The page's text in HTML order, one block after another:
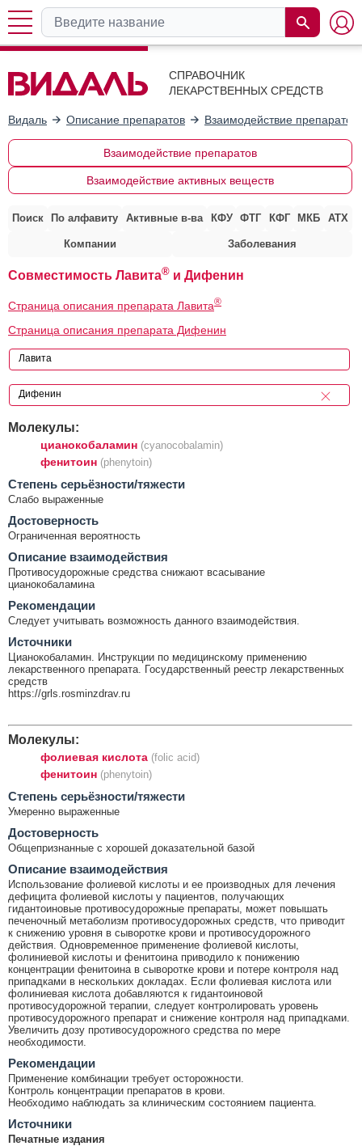
СПРАВОЧНИК
ЛЕКАРСТВЕННЫХ СРЕДСТВ
Видаль Описание препаратов Взаимодействие препаратов
Взаимодействие препаратов
Взаимодействие активных веществ
Поиск По алфавиту Активные в-ва КФУ ФТГ КФГ МКБ АТХ
Компании Заболевания
Совместимость Лавита® и Дифенин
Страница описания препарата Лавита®
Страница описания препарата Дифенин
Молекулы:
цианокобаламин (cyanocobalamin)
фенитоин (phenytoin)
Cтепень серьёзности/тяжести
Слабо выраженные
Достоверность
Ограниченная вероятность
Описание взаимодействия
Противосудорожные средства снижают всасывание
цианокобаламина
Рекомендации
Следует учитывать возможность данного взаимодействия.
Источники
Цианокобаламин. Инструкции по медицинскому применению
лекарственного препарата. Государственный реестр лекарственных
средств
https://grls.rosminzdrav.ru
Молекулы:
фолиевая кислота (folic acid)
фенитоин (phenytoin)
Cтепень серьёзности/тяжести
Умеренно выраженные
Достоверность
Общепризнанные с хорошей доказательной базой
Описание взаимодействия
Использование фолиевой кислоты и ее производных для лечения
дефицита фолиевой кислоты у пациентов, получающих
гидантоиновые противосудорожные препараты, может повышать
печеночный метаболизм противосудорожных средств, что приводит
к снижению уровня в сыворотке крови и противосудорожного
действия. Одновременное применение фолиевой кислоты,
фолиниевой кислоты и фенитоина приводило к понижению
концентрации фенитоина в сыворотке крови и потере контроля над
припадками в нескольких докладах. Если фолиевая кислота или
фолиниевая кислота добавляются к гидантоиновой
противосудорожной терапии, следует контролировать уровень
противосудорожного препарат и снижение контроля над припадками.
Увеличить дозу противосудорожного средства по мере
необходимости.
Рекомендации
Применение комбинации требует осторожности.
Контроль концентрации препаратов в крови.
Необходимо наблюдать за клиническим состоянием пациента.
Источники
Печатные издания